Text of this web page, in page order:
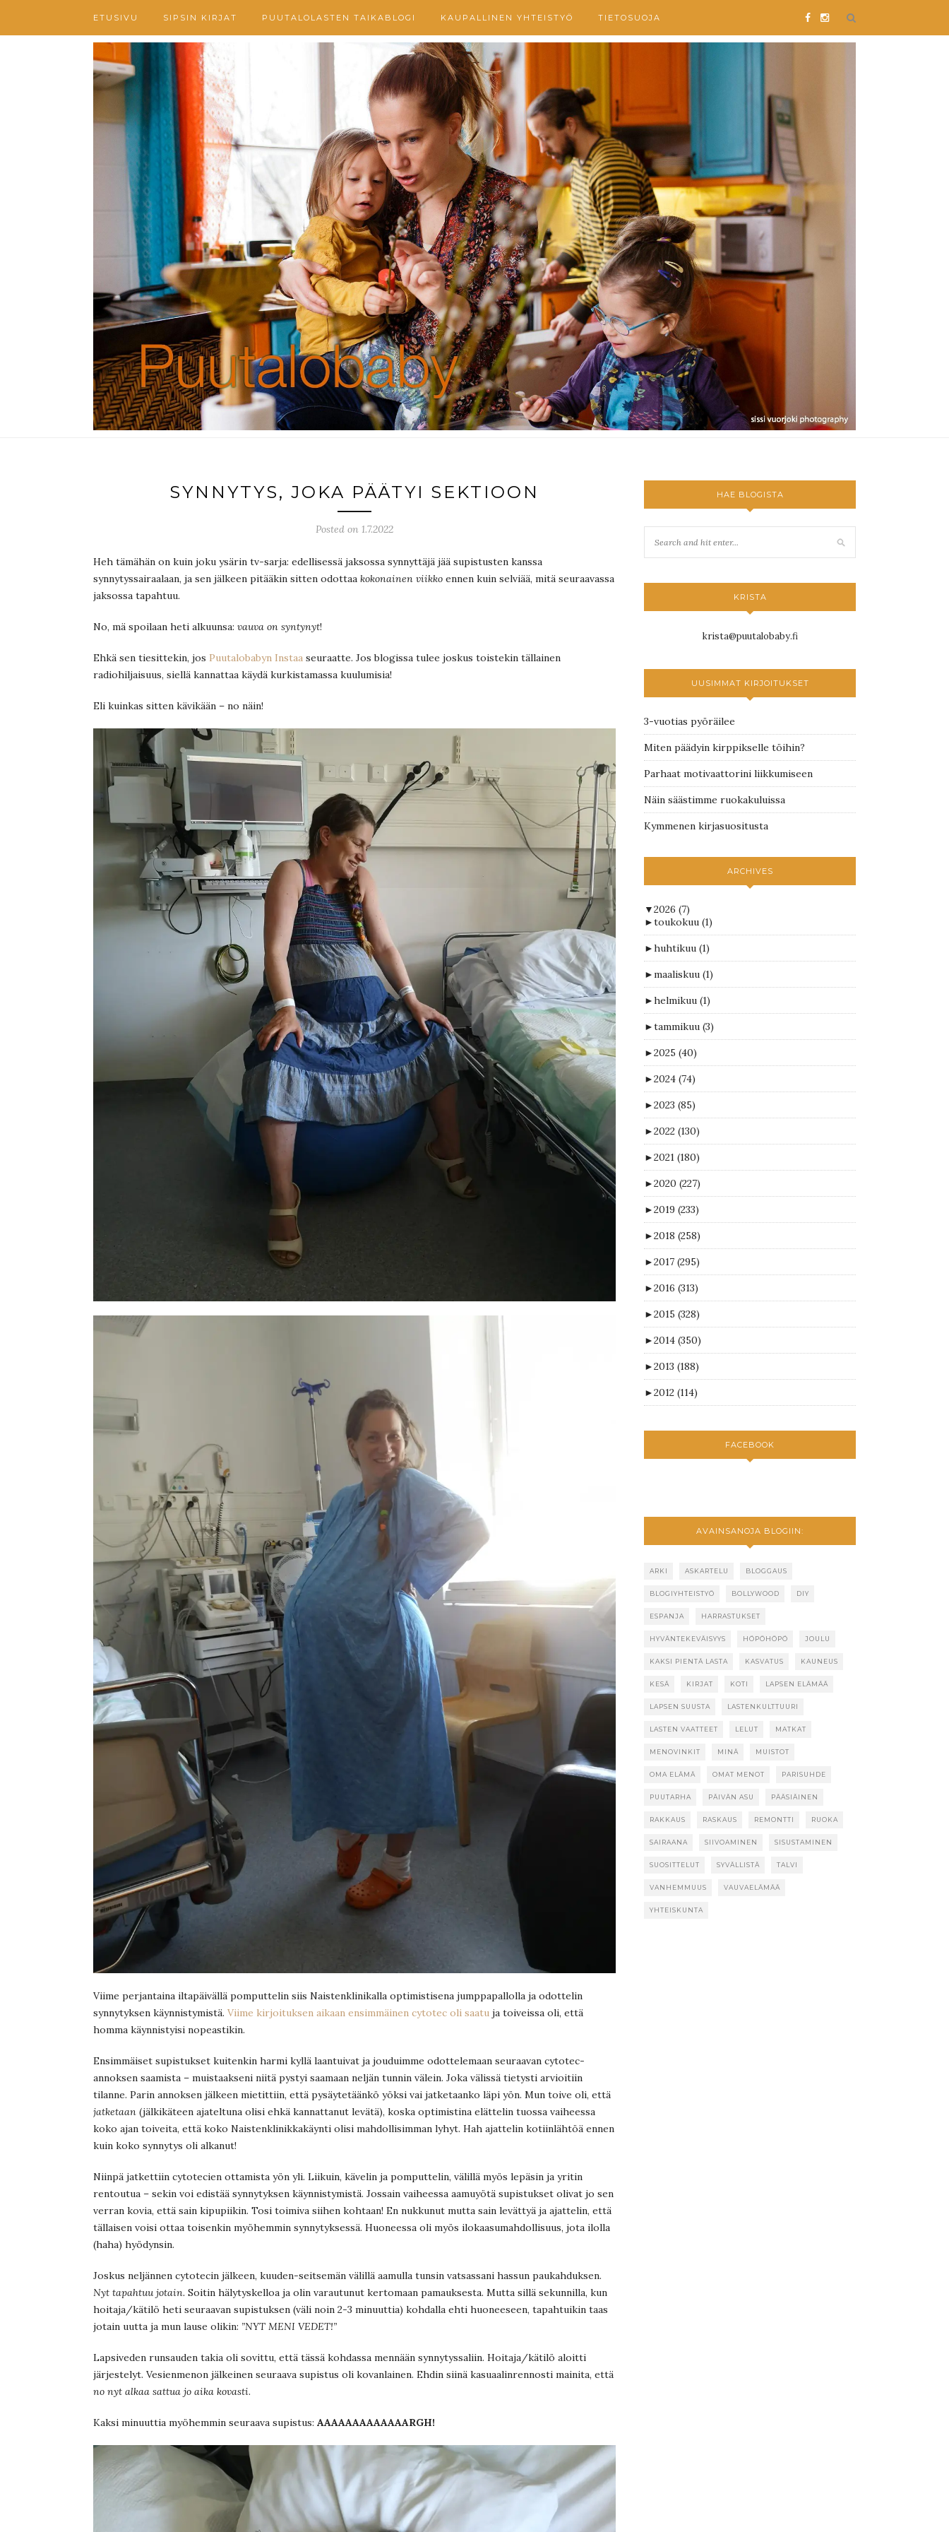
ETUSIVU SIPSIN KIRJAT PUUTALOLASTEN TAIKABLOGI KAUPALLINEN YHTEISTYÖ TIETOSUOJA
SYNNYTYS, JOKA PÄÄTYI SEKTIOON
Posted on 1.7.2022
Heh tämähän on kuin joku ysärin tv-sarja: edellisessä jaksossa synnyttäjä jää supistusten kanssa
synnytyssairaalaan, ja sen jälkeen pitääkin sitten odottaa kokonainen viikko ennen kuin selviää, mitä seuraavassa
jaksossa tapahtuu.
No, mä spoilaan heti alkuunsa: vauva on syntynyt!
Ehkä sen tiesittekin, jos Puutalobabyn Instaa seuraatte. Jos blogissa tulee joskus toistekin tällainen
radiohiljaisuus, siellä kannattaa käydä kurkistamassa kuulumisia!
Eli kuinkas sitten kävikään – no näin!
Viime perjantaina iltapäivällä pomputtelin siis Naistenklinikalla optimistisena jumppapallolla ja odottelin
synnytyksen käynnistymistä. Viime kirjoituksen aikaan ensimmäinen cytotec oli saatu ja toiveissa oli, että
homma käynnistyisi nopeastikin.
Ensimmäiset supistukset kuitenkin harmi kyllä laantuivat ja jouduimme odottelemaan seuraavan cytotec-
annoksen saamista – muistaakseni niitä pystyi saamaan neljän tunnin välein. Joka välissä tietysti arvioitiin
tilanne. Parin annoksen jälkeen mietittiin, että pysäytetäänkö yöksi vai jatketaanko läpi yön. Mun toive oli, että
jatketaan (jälkikäteen ajateltuna olisi ehkä kannattanut levätä), koska optimistina elättelin tuossa vaiheessa
koko ajan toiveita, että koko Naistenklinikkakäynti olisi mahdollisimman lyhyt. Hah ajattelin kotiinlähtöä ennen
kuin koko synnytys oli alkanut!
Niinpä jatkettiin cytotecien ottamista yön yli. Liikuin, kävelin ja pomputtelin, välillä myös lepäsin ja yritin
rentoutua – sekin voi edistää synnytyksen käynnistymistä. Jossain vaiheessa aamuyötä supistukset olivat jo sen
verran kovia, että sain kipupiikin. Tosi toimiva siihen kohtaan! En nukkunut mutta sain levättyä ja ajattelin, että
tällaisen voisi ottaa toisenkin myöhemmin synnytyksessä. Huoneessa oli myös ilokaasumahdollisuus, jota ilolla
(haha) hyödynsin.
Joskus neljännen cytotecin jälkeen, kuuden-seitsemän välillä aamulla tunsin vatsassani hassun paukahduksen.
Nyt tapahtuu jotain. Soitin hälytyskelloa ja olin varautunut kertomaan pamauksesta. Mutta sillä sekunnilla, kun
hoitaja/kätilö heti seuraavan supistuksen (väli noin 2-3 minuuttia) kohdalla ehti huoneeseen, tapahtuikin taas
jotain uutta ja mun lause olikin: ”NYT MENI VEDET!”
Lapsiveden runsauden takia oli sovittu, että tässä kohdassa mennään synnytyssaliin. Hoitaja/kätilö aloitti
järjestelyt. Vesienmenon jälkeinen seuraava supistus oli kovanlainen. Ehdin siinä kasuaalinrennosti mainita, että
no nyt alkaa sattua jo aika kovasti.
Kaksi minuuttia myöhemmin seuraava supistus: AAAAAAAAAAAAARGH!
HAE BLOGISTA
KRISTA
krista@puutalobaby.fi
UUSIMMAT KIRJOITUKSET
3-vuotias pyöräilee
Miten päädyin kirppikselle töihin?
Parhaat motivaattorini liikkumiseen
Näin säästimme ruokakuluissa
Kymmenen kirjasuositusta
ARCHIVES
▼2026 (7)
►toukokuu (1)
►huhtikuu (1)
►maaliskuu (1)
►helmikuu (1)
►tammikuu (3)
►2025 (40)
►2024 (74)
►2023 (85)
►2022 (130)
►2021 (180)
►2020 (227)
►2019 (233)
►2018 (258)
►2017 (295)
►2016 (313)
►2015 (328)
►2014 (350)
►2013 (188)
►2012 (114)
FACEBOOK
AVAINSANOJA BLOGIIN:
ARKI ASKARTELU BLOGGAUS
BLOGIYHTEISTYÖ BOLLYWOOD DIY
ESPANJA HARRASTUKSET
HYVÄNTEKEVÄISYYS HÖPÖHÖPÖ JOULU
KAKSI PIENTÄ LASTA KASVATUS KAUNEUS
KESÄ KIRJAT KOTI LAPSEN ELÄMÄÄ
LAPSEN SUUSTA LASTENKULTTUURI
LASTEN VAATTEET LELUT MATKAT
MENOVINKIT MINÄ MUISTOT
OMA ELÄMÄ OMAT MENOT PARISUHDE
PUUTARHA PÄIVÄN ASU PÄÄSIÄINEN
RAKKAUS RASKAUS REMONTTI RUOKA
SAIRAANA SIIVOAMINEN SISUSTAMINEN
SUOSITTELUT SYVÄLLISTÄ TALVI
VANHEMMUUS VAUVAELÄMÄÄ
YHTEISKUNTA